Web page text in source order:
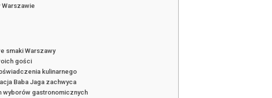
Warszawie
smaki Warszawy
gości
kulinarnego
Baba Jaga zachwyca
wyborów gastronomicznych